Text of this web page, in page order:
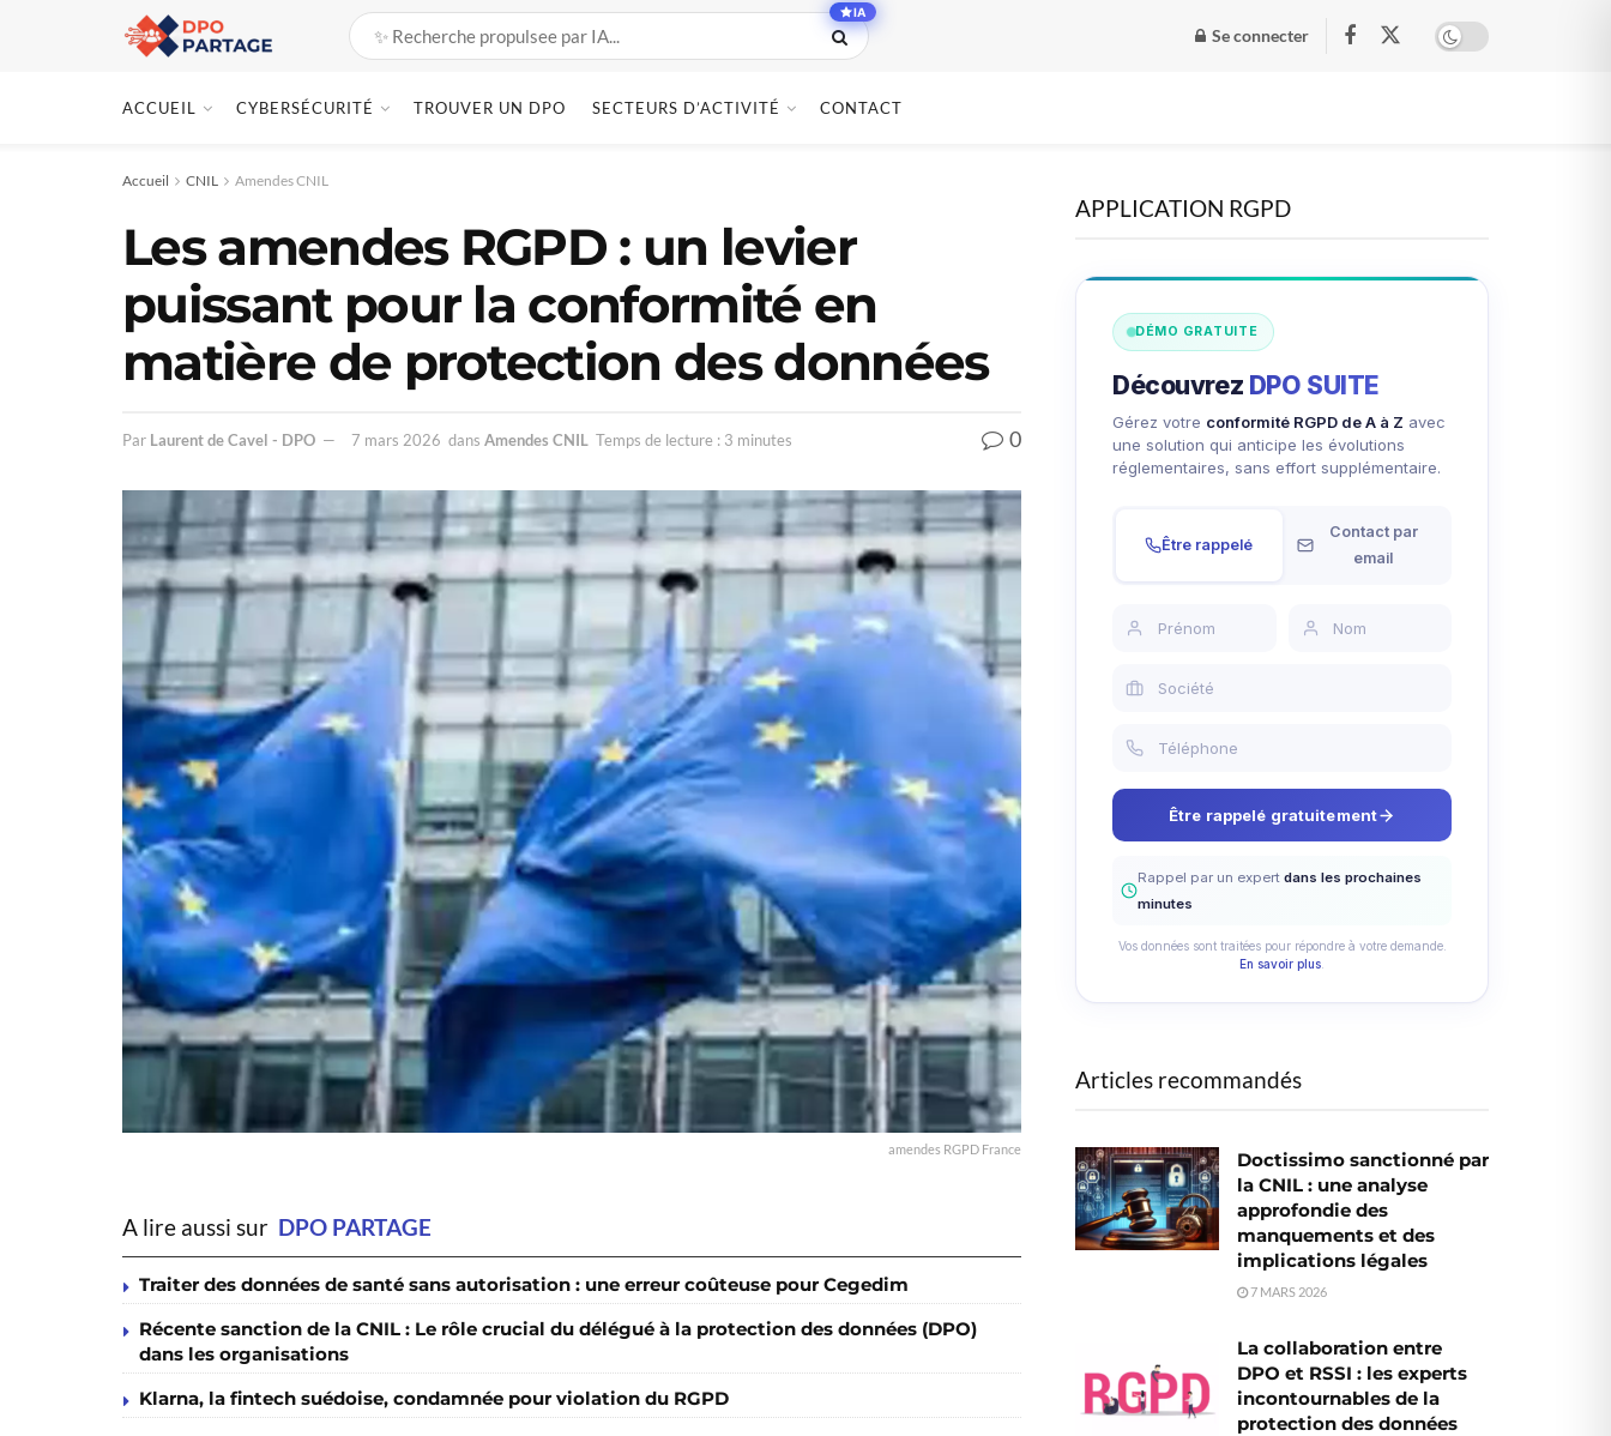
IA
Se connecter
ACCUEIL CYBERSÉCURITÉ TROUVER UN DPO SECTEURS D’ACTIVITÉ CONTACT
Accueil CNIL Amendes CNIL
Les amendes RGPD : un levier
puissant pour la conformité en
matière de protection des données
Par Laurent de Cavel - DPO 7 mars 2026 dans Amendes CNIL Temps de lecture : 3 minutes 0
amendes RGPD France
A lire aussi sur DPO PARTAGE
Traiter des données de santé sans autorisation : une erreur coûteuse pour Cegedim
Récente sanction de la CNIL : Le rôle crucial du délégué à la protection des données (DPO)
dans les organisations
Klarna, la fintech suédoise, condamnée pour violation du RGPD
APPLICATION RGPD
DÉMO GRATUITE
Découvrez DPO SUITE
Gérez votre conformité RGPD de A à Z avec
une solution qui anticipe les évolutions
réglementaires, sans effort supplémentaire.
Être rappelé
Contact par
email
Être rappelé gratuitement
Rappel par un expert dans les prochaines
minutes
Vos données sont traitées pour répondre à votre demande.
En savoir plus
Articles recommandés
Doctissimo sanctionné par
la CNIL : une analyse
approfondie des
manquements et des
implications légales
7 MARS 2026
La collaboration entre
DPO et RSSI : les experts
incontournables de la
protection des données